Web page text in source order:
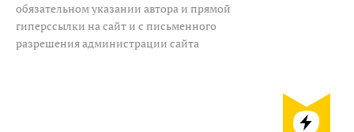
обязательном указании автора и прямой
гиперссылки на сайт и с письменного
разрешения администрации сайта